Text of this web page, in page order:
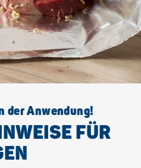
der Anwendung!
FÜR